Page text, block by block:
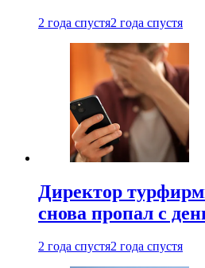
2 года спустя2 года спустя
Директор
снова пропал с
2 года спустя2 года спустя